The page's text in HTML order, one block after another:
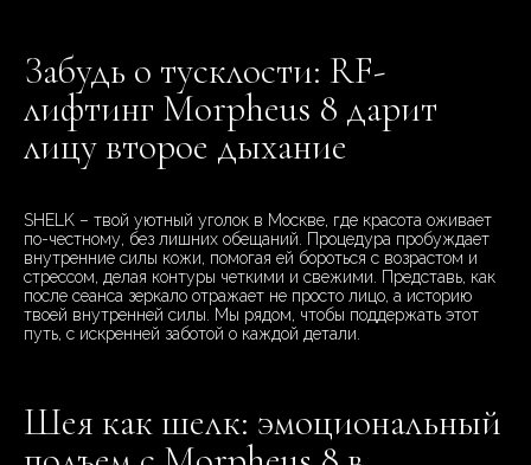
Забудь о тусклости: RF-
лифтинг Morpheus 8 дарит
лицу второе дыхание
SHELK – твой уютный уголок в Москве, где красота оживает
по-честному, без лишних обещаний. Процедура пробуждает
внутренние силы кожи, помогая ей бороться с возрастом и
стрессом, делая контуры четкими и свежими. Представь, как
после сеанса зеркало отражает не просто лицо, а историю
твоей внутренней силы. Мы рядом, чтобы поддержать этот
путь, с искренней заботой о каждой детали.
Шея как шелк: эмоциональный